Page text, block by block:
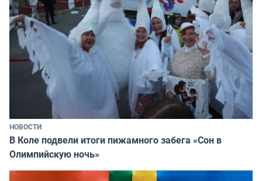
НОВОСТИ
В Коле подвели итоги пижамного забега «Сон в
Олимпийскую ночь»